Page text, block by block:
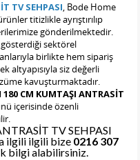
TV SEHPASI, Bode Home
titizlikle ayrıştırılıp
gönderilmektedir.
sektörel
birlikte hem sipariş
altyapısıyla siz değerli
kavuşturmaktadır.
180 CM KUMTAŞI ANTRASİT
içerisinde özenli
TV SEHPASI
ilgili ilgili bize 0216 307
bilgi alabilirsiniz.